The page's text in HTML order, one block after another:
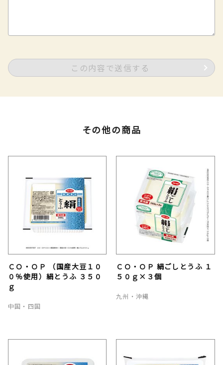
この内容で送信する
その他の商品
ＣＯ・ＯＰ （国産大豆１０
０％使用）絹とうふ ３５０
ｇ
中国・四国
ＣＯ・ＯＰ 絹ごしとうふ １
５０ｇ×３個
九州・沖縄